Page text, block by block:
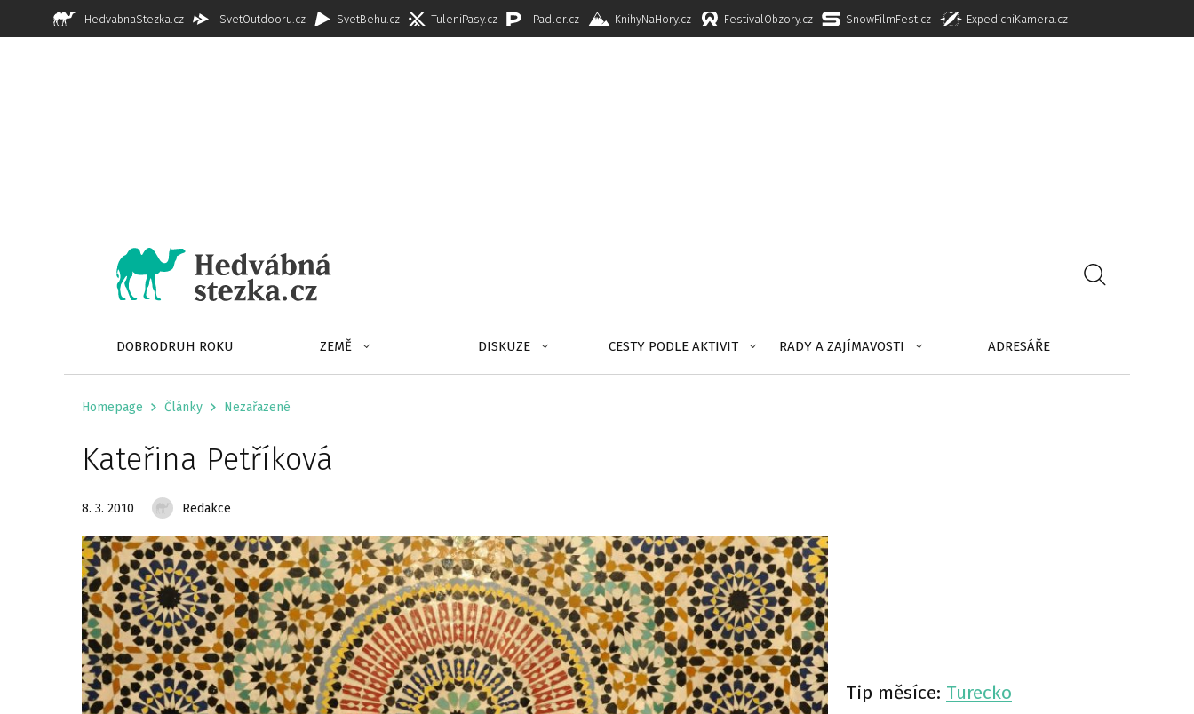
HedvabnaStezka.cz SvetOutdooru.cz SvetBehu.cz TuleniPasy.cz Padler.cz KnihyNaHory.cz FestivalObzory.cz SnowFilmFest.cz ExpedicniKamera.cz
DOBRODRUH ROKU ZEMĚ DISKUZE CESTY PODLE AKTIVIT RADY A ZAJÍMAVOSTI ADRESÁŘE
Homepage Články Nezařazené
Kateřina Petříková
8. 3. 2010 Redakce
Tip měsíce: Turecko